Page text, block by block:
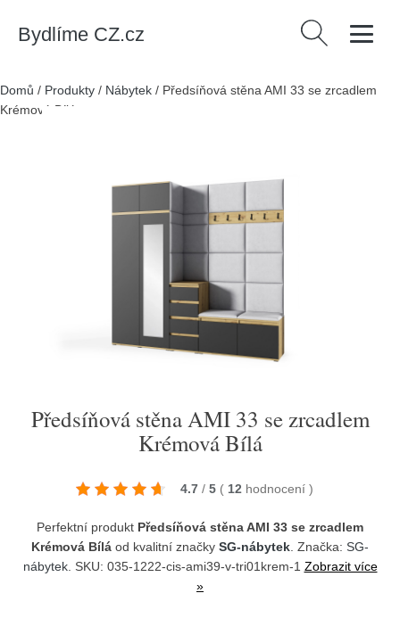
Bydlíme CZ.cz Vyhledávání
Domů / Produkty / Nábytek / Předsíňová stěna AMI 33 se zrcadlem
Krémová Bílá
Předsíňová stěna AMI 33 se zrcadlem
Krémová Bílá
4.7 / 5 ( 12 hodnocení )
Perfektní produkt Předsíňová stěna AMI 33 se zrcadlem
Krémová Bílá od kvalitní značky SG-nábytek . Značka: SG-
nábytek. SKU: 035-1222-cis-ami39-v-tri01krem-1 Zobrazit více
»